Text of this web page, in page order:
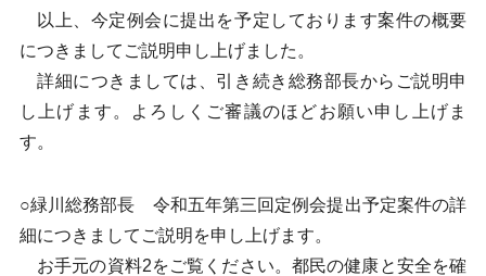
以上、今定例会に提出を予定しております案件の概要
につきましてご説明申し上げました。
詳細につきましては、引き続き総務部長からご説明申
し上げます。よろしくご審議のほどお願い申し上げま
す。
○緑川総務部長 令和五年第三回定例会提出予定案件の詳
細につきましてご説明を申し上げます。
お手元の資料2をご覧ください。都民の健康と安全を確